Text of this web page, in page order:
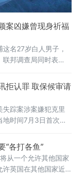
案凶嫌曾现身祈福
名27岁白人男子，
联邦调查局同时表
。拒认罪 取保候审请
踪案涉案嫌犯克里
时间7月3日首次聆
然而，由于嫌犯拒
明，凶多吉少。其家
呼吁严惩凶手，希望
“各打各鱼”
从一个允许其他国家
英国在其他国家近